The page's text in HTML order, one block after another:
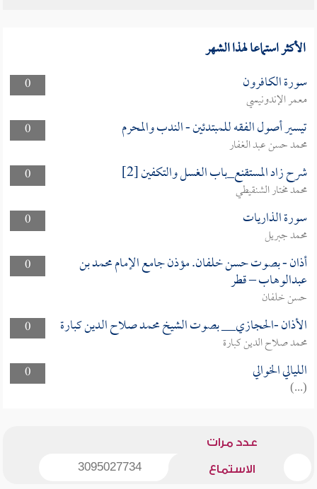
الأكثر استماعا لهذا الشهر
0 سورة الكافرون
معمر الإندونيسي
0
تيسير أصول الفقه للمبتدئين - الندب والمحرم
محمد حسن عبد الغفار
0
شرح زاد المستقنع_باب الغسل والتكفين [2]
محمد مختار الشنقيطي
0
سورة الذاريات
محمد جبريل
0
أذان - بصوت حسن خلفان. مؤذن جامع الإمام محمد بن
عبدالوهاب – قطر
حسن خلفان
0
الأذان -الحجازي__ بصوت الشيخ محمد صلاح الدين كبارة
محمد صلاح الدين كبارة
0
الليالي الخوالي
(...)
عدد مرات
الاستماع 3095027734